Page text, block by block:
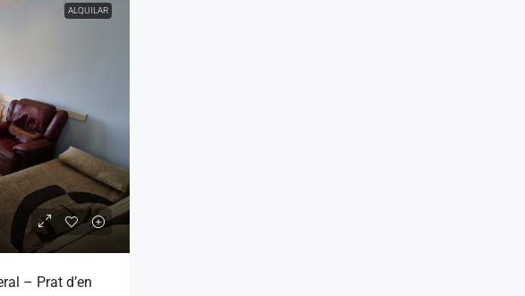
ALQUILAR
– Prat d’en